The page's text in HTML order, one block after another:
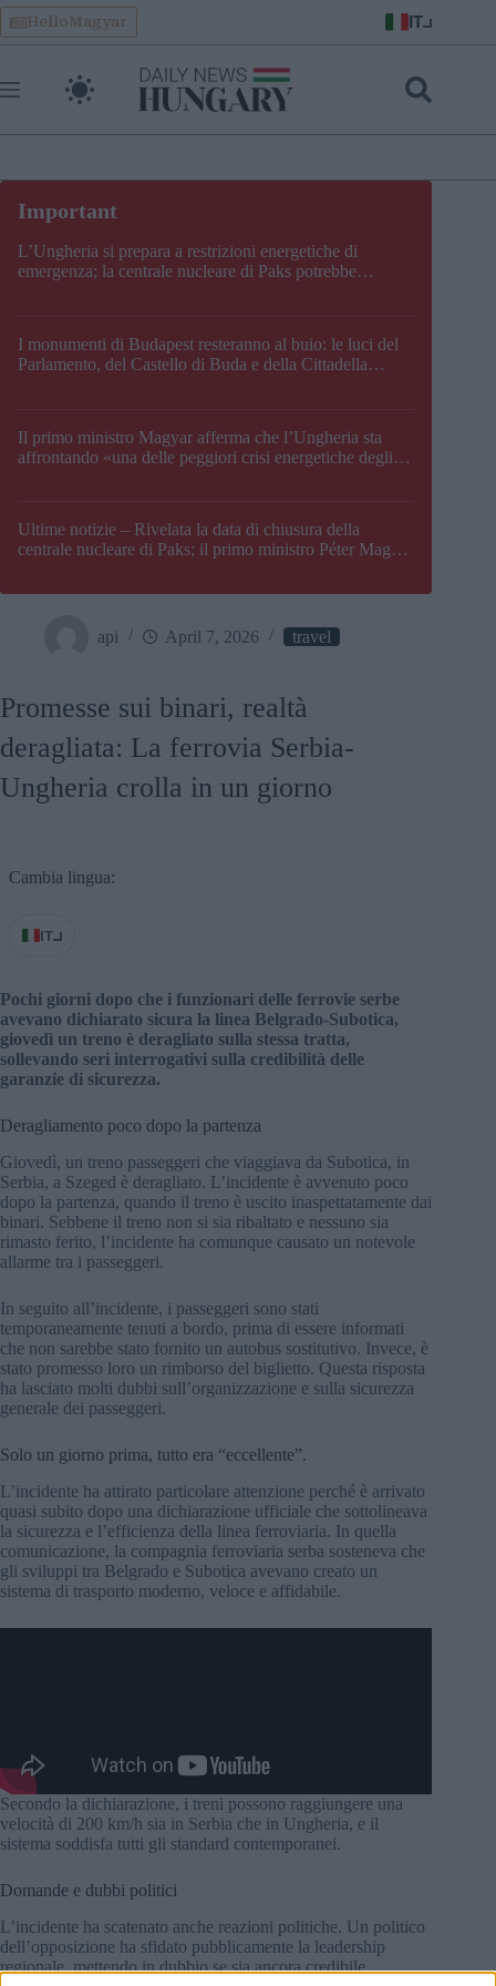
Skip
to
content
HelloMagyar IT
L’Ungheria si prepara a restrizioni energetiche di
emergenza; la centrale nucleare di Paks potrebbe
I monumenti di Budapest resteranno al buio: le luci del
Parlamento, del Castello di Buda e della Cittadella
Il primo ministro Magyar afferma che l’Ungheria sta
affrontando «una delle peggiori crisi energetiche degli
Ultime notizie – Rivelata la data di chiusura della
centrale nucleare di Paks; il primo ministro Péter Magyar
api April 7, 2026 travel
Promesse sui binari, realtà
deragliata: La ferrovia Serbia-
Ungheria crolla in un giorno
Cambia lingua:
IT
Pochi giorni dopo che i funzionari delle ferrovie serbe
avevano dichiarato sicura la linea Belgrado-Subotica,
giovedì un treno è deragliato sulla stessa tratta,
sollevando seri interrogativi sulla credibilità delle
garanzie di sicurezza.
Deragliamento poco dopo la partenza
Giovedì, un treno passeggeri che viaggiava da Subotica, in
Serbia, a Szeged è deragliato. L’incidente è avvenuto poco
dopo la partenza, quando il treno è uscito inaspettatamente dai
binari. Sebbene il treno non si sia ribaltato e nessuno sia
rimasto ferito, l’incidente ha comunque causato un notevole
allarme tra i passeggeri.
In seguito all’incidente, i passeggeri sono stati
temporaneamente tenuti a bordo, prima di essere informati
che non sarebbe stato fornito un autobus sostitutivo. Invece, è
stato promesso loro un rimborso del biglietto. Questa risposta
ha lasciato molti dubbi sull’organizzazione e sulla sicurezza
generale dei passeggeri.
Solo un giorno prima, tutto era “eccellente”.
L’incidente ha attirato particolare attenzione perché è arrivato
quasi subito dopo una dichiarazione ufficiale che sottolineava
la sicurezza e l’efficienza della linea ferroviaria. In quella
comunicazione, la compagnia ferroviaria serba sosteneva che
gli sviluppi tra Belgrado e Subotica avevano creato un
sistema di trasporto moderno, veloce e affidabile.
Secondo la dichiarazione, i treni possono raggiungere una
velocità di 200 km/h sia in Serbia che in Ungheria, e il
sistema soddisfa tutti gli standard contemporanei.
Domande e dubbi politici
L’incidente ha scatenato anche reazioni politiche. Un politico
dell’opposizione ha sfidato pubblicamente la leadership
regionale, mettendo in dubbio se sia ancora credibile